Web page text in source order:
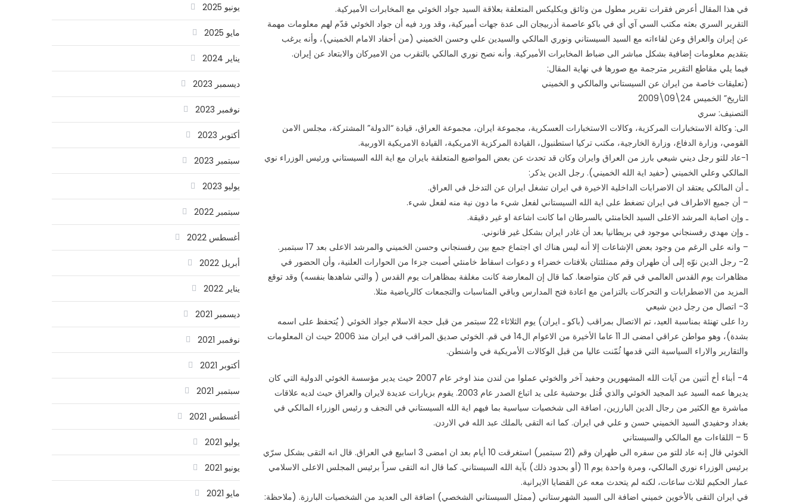
جواد
الخوئي
بالمخابرات
الأميركية
مغلقة
في هذا المقال أعرض فقرات تقرير مطول من وثائق ويكليكس المتعلقة بعلاقة السيد جواد الخوئي مع المخابرات الأميركية.
التقرير السري بعثه مكتب السي آي أي في باكو عاصمة أذربيجان الى عدة جهات أميركية، وقد ورد فيه أن جواد الخوئي قدّم لهم معلومات مهمة
عن إيران والعراق وعن لقاءاته مع السيد السيستاني ونوري المالكي والسيدين علي وحسن الخميني (من أحفاد الامام الخميني)، وأنه يرغب
بتقديم معلومات إضافية بشكل مباشر الى ضباط المخابرات الأميركية. وأنه نصح نوري المالكي بالتقرب من الاميركان والابتعاد عن إيران.
فيما يلي مقاطع التقرير مترجمة مع صورها في نهاية المقال:
(تعليقات خاصة من ايران عن السيستاني والمالكي و الخميني
التاريخ” الخميس 24\09\2009
التصنيف: سري
الى: وكالة الاستخبارات المركزية، وكالات الاستخبارات العسكرية، مجموعة ايران، مجموعة العراق، قيادة “الدولة” المشتركة، مجلس الامن
القومي، وزارة الدفاع، وزارة الخارجية، مكتب تركيا استطنبول، القيادة المركزية الامريكية، القيادة الامريكية الاوربية.
1-عاد للتو رجل ديني شيعي بارز من العراق وايران وكان قد تحدث عن بعض المواضيع المتعلقة بايران مع اية الله السيستاني ورئيس الوزراء نوي
المالكي وعلي الخميني (حفيد اية الله الخميني). رجل الدين يذكر:
ـ أن المالكي يعتقد ان الاضرابات الداخلية الاخيرة في ايران تشغل ايران عن التدخل في العراق.
– أن جميع الاطراف في ايران تضغط على اية الله السيستاني لفعل شيء ما دون نية منه لفعل شيء.
ـ وإن اصابة المرشد الاعلى السيد الخامنئي بالسرطان اما كانت اشاعة او غير دقيقة.
ـ وإن مهدي رفسنجاني موجود في بريطانيا بعد أن غادر ايران بشكل غير قانوني.
– وانه على الرغم من وجود بعض الإشاعات إلا أنه ليس هناك اي اجتماع جمع بين رفسنجاني وحسن الخميني والمرشد الاعلى بعد 17 سبتمبر.
2- رجل الدين نوّه إلى أن طهران وقم ممتلئتان بلافتات خضراء و دعوات اسقاط خامنئي أصبت جزءا من الحوارات العلنية، وأن الحضور في
مظاهرات يوم القدس العالمي في قم كان متواضعا. كما قال إن المعارضة كانت مغلفة بمظاهرات يوم القدس ( والتي شاهدها بنفسه) وقد توقع
المزيد من الاضطرابات و التحركات بالتزامن مع اعادة فتح المدارس وباقي المناسبات والتجمعات كالرياضية مثلا.
3- اتصال من رجل دين شيعي
ردا على تهنئة بمناسبة العيد، تم الاتصال بمراقب (باكو ـ ايران) يوم الثلاثاء 22 سبتمر من قبل حجة الاسلام جواد الخوئي ( يُتحفظ على اسمه
بشدة)، وهو مواطن عراقي امضى الـ 11 عاما الأخيرة من الاعوام ال14 في قم. الخوئي صديق المراقب في ايران منذ 2006 حيث ان المعلومات
والتقارير والاراء السياسية التي قدمها ثُمّنت عاليا من قبل الوكالات الأمريكية في واشنطن.
4- أبناء أخ أثنين من آيات الله المشهورين وحفيد آخر والخوئي عملوا من لندن منذ اوخر عام 2007 حيث يدير مؤسسة الخوئي الدولية التي كان
يديرها عمه السيد عبد المجيد الخوئي والذي قُتل بوحشية على يد اتباع الصدر عام 2003. يقوم بزيارات عديدة لايران والعراق حيث لديه علاقات
مباشرة مع الكثير من رجال الدين البارزين، اضافة الى شخصيات سياسية بما فيهم اية الله السيستاني في النجف و رئيس الوزراء المالكي في
بغداد وحفيدي السيد الخميني حسن و علي في ايران. كما انه التقى بالملك عبد الله في الاردن.
5 – اللقاءات مع المالكي والسيستاني
الخوئي قال إنه عاد للتو من سفره الى طهران وقم (21 سبتمبر) استغرقت 10 أيام بعد ان امضى 3 اسابيع في العراق. قال انه التقى بشكل سرّي
برئيس الوزراء نوري المالكي، ومرة واحدة يوم 11 (أو بحدود ذلك) بآية الله السيستاني. كما قال انه التقى سراً برئيس المجلس الاعلى الاسلامي
عمار الحكيم لثلاث ساعات، لكنه لم يتحدث معه عن القضايا الايرانية.
في ايران التقى بالأخوين خميني اضافة الى السيد الشهرستاني (ممثل السيستاني الشخصي) اضافة الى العديد من الشخصيات البارزة. (ملاحظة:
يونيو 2025
مايو 2025
يناير 2024
ديسمبر 2023
نوفمبر 2023
أكتوبر 2023
سبتمبر 2023
يوليو 2023
سبتمبر 2022
أغسطس 2022
أبريل 2022
يناير 2022
ديسمبر 2021
نوفمبر 2021
أكتوبر 2021
سبتمبر 2021
أغسطس 2021
يوليو 2021
يونيو 2021
مايو 2021